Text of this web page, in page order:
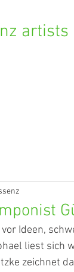
artists
Ideen,
liest sich
zeichnet